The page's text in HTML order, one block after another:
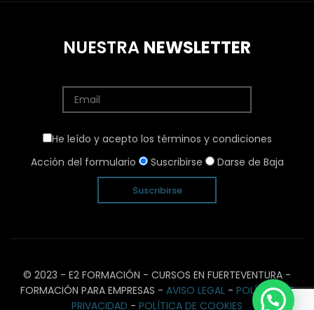
NUESTRA NEWSLETTER
He leído y acepto los términos y condiciones
Acción del formulario
Suscribirse Darse de Baja
© 2023 - E2 FORMACIÓN - CURSOS EN FUERTEVENTURA -
FORMACIÓN PARA EMPRESAS - AVISO LEGAL- POLÍTICA DE
PRIVACIDAD - POLÍTICA DE COOKIES